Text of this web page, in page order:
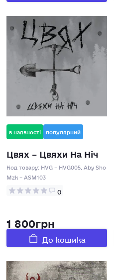
в наявності популярний
Цвях – Цвяхи На Ніч
Код товару: HVG – HVG005, Aby Sho
Mzk – ASM103
0
1 800грн
До кошика